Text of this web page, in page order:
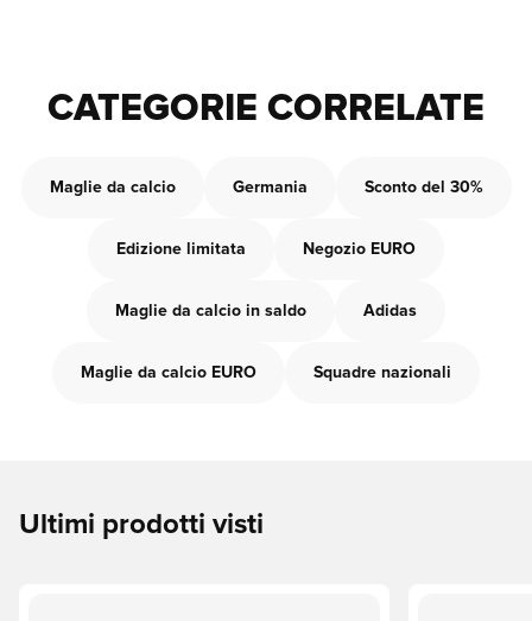
CATEGORIE CORRELATE
Maglie da calcio Germania Sconto del 30%
Edizione limitata Negozio EURO
Maglie da calcio in saldo Adidas
Maglie da calcio EURO Squadre nazionali
Ultimi prodotti visti